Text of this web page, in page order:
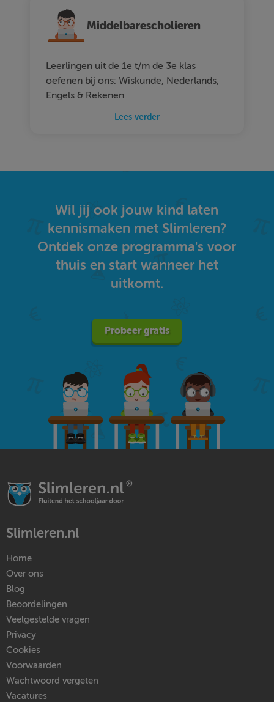
Middelbarescholieren
Leerlingen uit de 1e t/m de 3e klas
oefenen bij ons: Wiskunde, Nederlands,
Engels & Rekenen
Lees verder
Wil jij ook jouw kind laten
kennismaken met Slimleren?
Ontdek onze programma's voor
thuis en start wanneer het
uitkomt.
Probeer gratis
Slimleren.nl
Home
Over ons
Blog
Beoordelingen
Veelgestelde vragen
Privacy
Cookies
Voorwaarden
Wachtwoord vergeten
Vacatures